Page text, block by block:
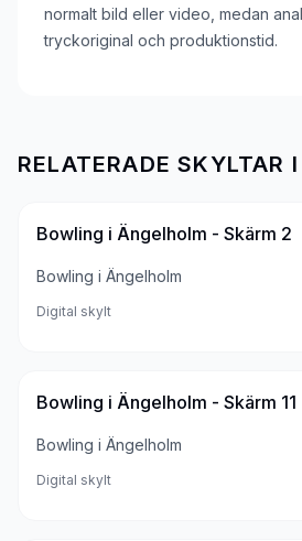
normalt bild eller video, medan
tryckoriginal och produktionstid.
RELATERADE SKYLTAR
Bowling i Ängelholm - Skärm 2
Bowling i Ängelholm
Digital skylt
Bowling i Ängelholm - Skärm 11
Bowling i Ängelholm
Digital skylt